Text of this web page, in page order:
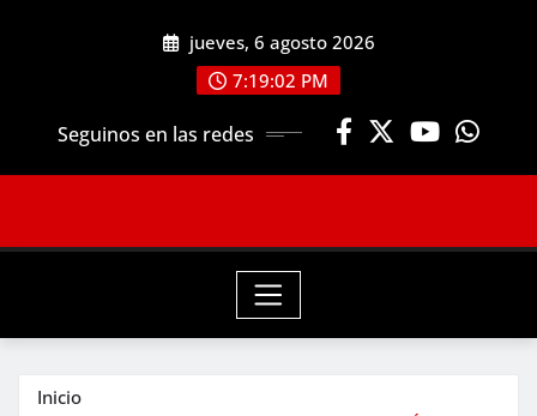
jueves, 6 agosto 2026
7:19:03 PM
Seguinos en las redes
Inicio